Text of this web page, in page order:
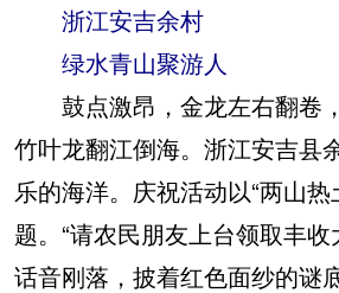
浙江安吉余村
绿水青山聚游人
鼓点激昂，金龙左右翻卷
竹叶龙翻江倒海。浙江安吉县
乐的海洋。庆祝活动以“两山热
题。“请农民朋友上台领取丰收
话音刚落，披着红色面纱的谜